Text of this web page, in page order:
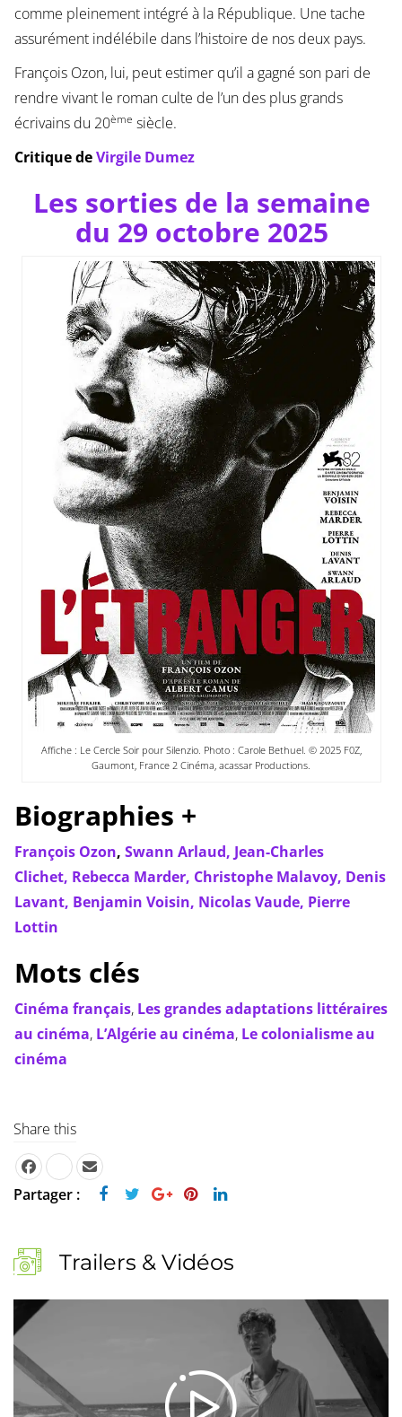
comme pleinement intégré à la République. Une tache
assurément indélébile dans l’histoire de nos deux pays.
François Ozon, lui, peut estimer qu’il a gagné son pari de
rendre vivant le roman culte de l’un des plus grands
écrivains du 20ème siècle.
Critique deVirgile Dumez
Les sorties de la semaine
du 29 octobre 2025
Affiche : Le Cercle Soir pour Silenzio. Photo : Carole Bethuel. © 2025 F0Z,
Gaumont, France 2 Cinéma, acassar Productions.
Biographies +
François Ozon, Swann Arlaud, Jean-Charles
Clichet, Rebecca Marder, Christophe Malavoy, Denis
Lavant, Benjamin Voisin, Nicolas Vaude, Pierre
Lottin
Mots clés
Cinéma français, Les grandes adaptations littéraires
au cinéma, L’Algérie au cinéma, Le colonialisme au
cinéma
Share this
Partager :
Trailers & Vidéos